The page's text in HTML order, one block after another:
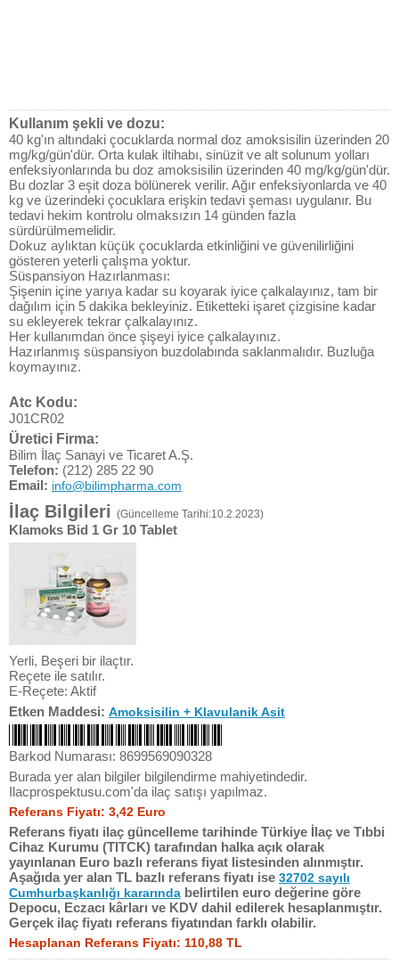
Kullanım şekli ve dozu:
40 kg'ın altındaki çocuklarda normal doz amoksisilin üzerinden 20
mg/kg/gün'dür. Orta kulak iltihabı, sinüzit ve alt solunum yolları
enfeksiyonlarında bu doz amoksisilin üzerinden 40 mg/kg/gün'dür.
Bu dozlar 3 eşit doza bölünerek verilir. Ağır enfeksiyonlarda ve 40
kg ve üzerindeki çocuklara erişkin tedavi şeması uygulanır. Bu
tedavi hekim kontrolu olmaksızın 14 günden fazla
sürdürülmemelidir.
Dokuz aylıktan küçük çocuklarda etkinliğini ve güvenilirliğini
gösteren yeterli çalışma yoktur.
Süspansiyon Hazırlanması:
Şişenin içine yarıya kadar su koyarak iyice çalkalayınız, tam bir
dağılım için 5 dakika bekleyiniz. Etiketteki işaret çizgisine kadar
su ekleyerek tekrar çalkalayınız.
Her kullanımdan önce şişeyi iyice çalkalayınız.
Hazırlanmış süspansiyon buzdolabında saklanmalıdır. Buzluğa
koymayınız.
Atc Kodu:
J01CR02
Üretici Firma:
Bilim İlaç Sanayi ve Ticaret A.Ş.
Telefon: (212) 285 22 90
Email: info@bilimpharma.com
İlaç Bilgileri (Güncelleme Tarihi:10.2.2023)
Klamoks Bid 1 Gr 10 Tablet
Yerli, Beşeri bir ilaçtır.
Reçete ile satılır.
E-Reçete: Aktif
Etken Maddesi: Amoksisilin + Klavulanik Asit
Barkod Numarası: 8699569090328
Burada yer alan bilgiler bilgilendirme mahiyetindedir.
Ilacprospektusu.com'da ilaç satışı yapılmaz.
Referans Fiyatı: 3,42 Euro
Referans fiyatı ilaç güncelleme tarihinde Türkiye İlaç ve Tıbbi
Cihaz Kurumu (TITCK) tarafından halka açık olarak
yayınlanan Euro bazlı referans fiyat listesinden alınmıştır.
Aşağıda yer alan TL bazlı referans fiyatı ise 32702 sayılı
Cumhurbaşkanlığı kararında belirtilen euro değerine göre
Depocu, Eczacı kârları ve KDV dahil edilerek hesaplanmıştır.
Gerçek ilaç fiyatı referans fiyatından farklı olabilir.
Hesaplanan Referans Fiyatı: 110,88 TL